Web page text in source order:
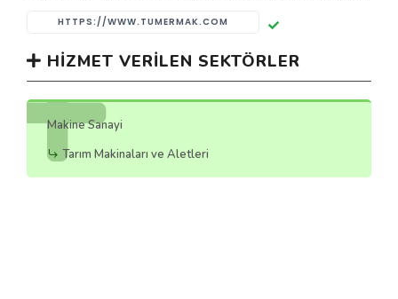
HTTPS://WWW.TUMERMAK.COM
HIZMET VERILEN SEKTÖRLER
Makine Sanayi
Tarım Makinaları ve Aletleri